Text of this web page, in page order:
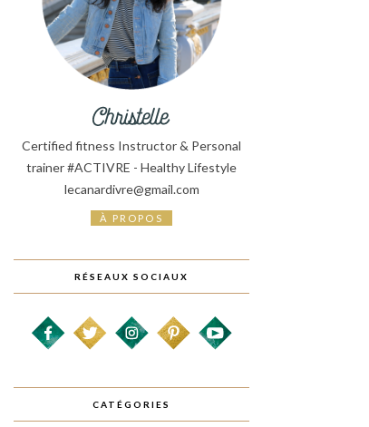
Certified fitness Instructor & Personal
trainer #ACTIVRE - Healthy Lifestyle
lecanardivre@gmail.com
À PROPOS
RÉSEAUX SOCIAUX
CATÉGORIES